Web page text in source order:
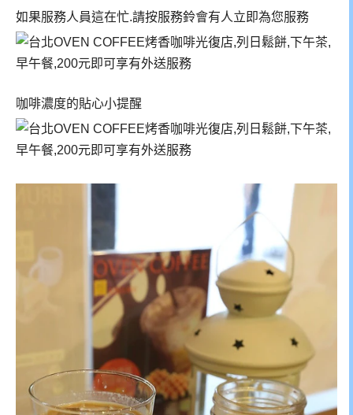
如果服務人員這在忙.請按服務鈴會有人立即為您服務
咖啡濃度的貼心小提醒